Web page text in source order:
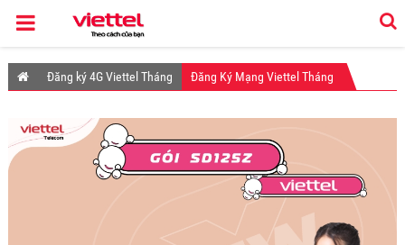
Đăng ký 4G Viettel Tháng Đăng Ký Mạng Viettel Tháng